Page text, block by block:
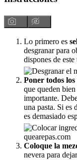
Lo primero es
desgranar para
dispones de
Poner todos
que queden
importante.
una pasta. Si es
es demasiado
Coloque la
nevera para